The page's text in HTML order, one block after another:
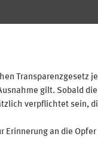
Transparenzgesetz
gilt. Sobald
verpflichtet sein,
Erinnerung an die